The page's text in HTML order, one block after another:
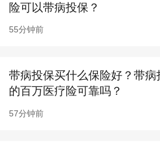
注：保费测算中，妈咪保贝
整体来看，妈咪保贝的保障
价格也更便宜一些。
人保健康福少儿重疾险和妈
险可以带病投保？
55分钟前
带病投保买什么保险好？带病
的百万医疗险可靠吗？
57分钟前